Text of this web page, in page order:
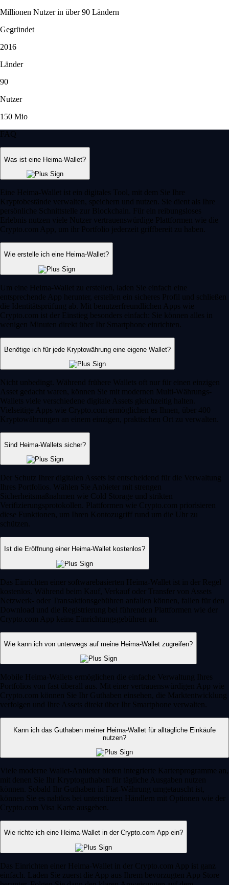
Millionen Nutzer in über 90 Ländern
Gegründet
2016
Länder
90
Nutzer
150 Mio
FAQ
Was ist eine Heima-Wallet?
Eine Heima-Wallet ist ein digitales Tool, mit dem Sie Ihre
Kryptobestände verwalten, speichern und nutzen. Sie dient als Ihre
persönliche Schnittstelle zur Blockchain. Für ein reibungsloses
Erlebnis nutzen viele Nutzer vertrauenswürdige Plattformen wie die
Crypto.com App, um ihr Portfolio jederzeit griffbereit zu haben.
Wie erstelle ich eine Heima-Wallet?
Um eine Heima-Wallet zu erstellen, laden Sie einfach eine
entsprechende App herunter, erstellen ein sicheres Profil und schließen
die Identitätsprüfung ab. Mit benutzerfreundlichen Apps wie
Crypto.com ist der Einstieg besonders einfach: Sie können alles in
wenigen Minuten direkt über Ihr Smartphone einrichten.
Benötige ich für jede Kryptowährung eine eigene Wallet?
Nicht unbedingt. Während frühere Wallets oft nur für einen einzigen
Asset gedacht waren, können Sie mit modernen Multi-Währungs-
Wallets viele verschiedene digitale Assets gleichzeitig halten.
Vielseitige Apps wie Crypto.com ermöglichen es Ihnen, über 400
Kryptowährungen an einem einzigen, praktischen Ort zu verwalten.
Sind Heima-Wallets sicher?
Der Schutz Ihrer digitalen Assets ist entscheidend für die Verwaltung
Ihres Portfolios. Wählen Sie Anbieter mit strengen
Sicherheitsmaßnahmen wie Cold Storage und strikten
Verifizierungsprotokollen. Plattformen wie Crypto.com priorisieren
diese Funktionen, um Ihren Kontozugriff rund um die Uhr zu
schützen.
Ist die Eröffnung einer Heima-Wallet kostenlos?
Das Einrichten einer softwarebasierten Heima-Wallet ist in der Regel
kostenlos. Während beim Kauf, Verkauf oder Transfer von Assets
Netzwerk- oder Transaktionsgebühren anfallen können, fallen für den
Download und die Registrierung bei führenden Plattformen wie der
Crypto.com App keine Einrichtungsgebühren an.
Wie kann ich von unterwegs auf meine Heima-Wallet zugreifen?
Mobile Heima-Wallets ermöglichen die einfache Verwaltung Ihres
Portfolios von fast überall aus. Mit einer vertrauenswürdigen App wie
Crypto.com können Sie Ihr Guthaben einsehen, die Marktentwicklung
verfolgen und Ihre Assets direkt über Ihr Smartphone verwalten.
Kann ich das Guthaben meiner Heima-Wallet für alltägliche Einkäufe
nutzen?
Viele moderne Wallet-Anbieter bieten integrierte Kartenprogramme an,
mit denen Sie Ihr Kryptoguthaben für tägliche Ausgaben nutzen
können. Sobald Ihr Guthaben in Fiat-Währung umgetauscht ist,
können Sie es nahtlos bei unterstützen Händlern mit Optionen wie der
Crypto.com Visa Karte ausgeben.
Wie richte ich eine Heima-Wallet in der Crypto.com App ein?
Das Einrichten einer Heima-Wallet in der Crypto.com App ist ganz
einfach. Laden Sie zuerst die App aus Ihrem bevorzugten App Store